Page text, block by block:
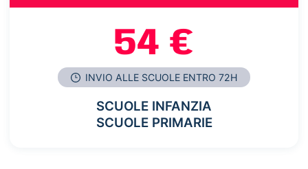
54 €
INVIO ALLE SCUOLE ENTRO 72H
SCUOLE INFANZIA
SCUOLE PRIMARIE